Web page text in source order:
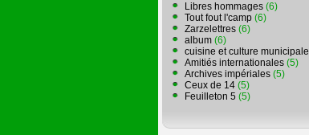
Libres hommages (6)
Tout fout l'camp (6)
Zarzelettres (6)
album (6)
cuisine et culture municipale
Amitiés internationales (5)
Archives impériales (5)
Ceux de 14 (5)
Feuilleton 5 (5)